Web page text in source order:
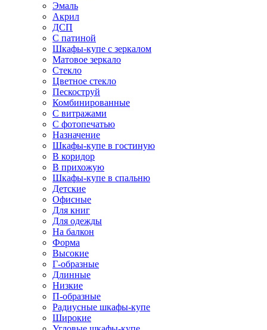
Эмаль
Акрил
ДСП
С патиной
Шкафы-купе с зеркалом
Матовое зеркало
Стекло
Цветное стекло
Пескоструй
Комбинированные
С витражами
С фотопечатью
Назначение
Шкафы-купе в гостиную
В коридор
В прихожую
Шкафы-купе в спальню
Детские
Офисные
Для книг
Для одежды
На балкон
Форма
Высокие
Г-образные
Длинные
Низкие
П-образные
Радиусные шкафы-купе
Широкие